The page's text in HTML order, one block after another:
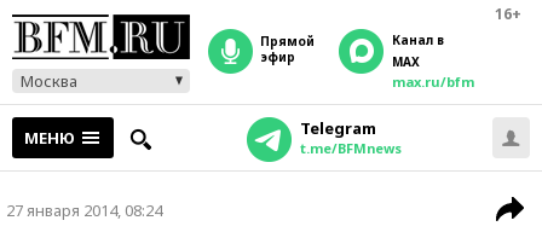
16+
Москва
прямой
эфир
Канал в
MAX
max.ru/bfm
МЕНЮ Telegram
t.me/BFMnews
27 января 2014, 08:24